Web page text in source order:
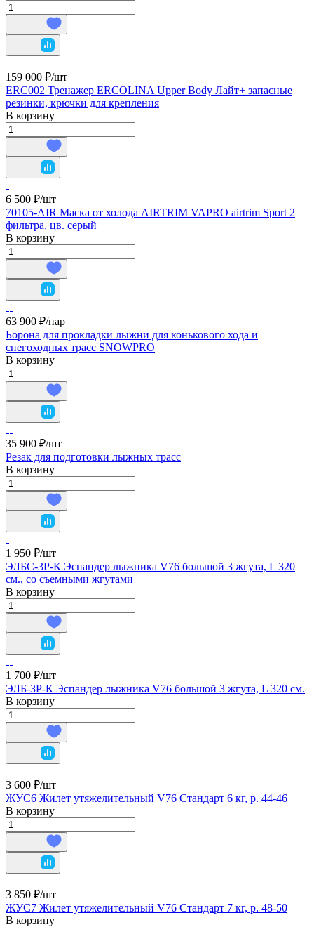
159 000 ₽/шт
ERC002 Тренажер ERCOLINA Upper Body Лайт+ запасные
резинки, крючки для крепления
В корзину
6 500 ₽/шт
70105-AIR Маска от холода AIRTRIM VAPRO airtrim Sport 2
фильтра, цв. серый
В корзину
63 900 ₽/пар
Борона для прокладки лыжни для конькового хода и
снегоходных трасс SNOWPRO
В корзину
35 900 ₽/шт
Резак для подготовки лыжных трасс
В корзину
1 950 ₽/шт
ЭЛБС-3Р-К Эспандер лыжника V76 большой 3 жгута, L 320
см., со съемными жгутами
В корзину
1 700 ₽/шт
ЭЛБ-3Р-К Эспандер лыжника V76 большой 3 жгута, L 320 см.
В корзину
3 600 ₽/шт
ЖУС6 Жилет утяжелительный V76 Стандарт 6 кг, p. 44-46
В корзину
3 850 ₽/шт
ЖУС7 Жилет утяжелительный V76 Стандарт 7 кг, p. 48-50
В корзину